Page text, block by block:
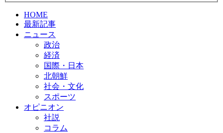
HOME
最新記事
ニュース
政治
経済
国際・日本
北朝鮮
社会・文化
スポーツ
オピニオン
社説
コラム